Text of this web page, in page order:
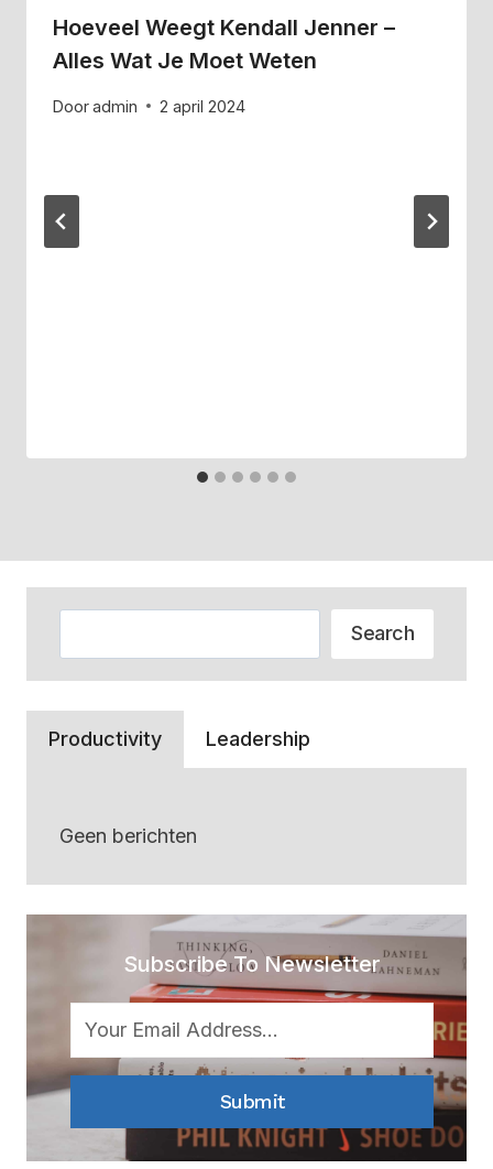
Hoeveel Weegt Kendall Jenner –
Alles Wat Je Moet Weten
Dooradmin 2 april 2024
Search
Productivity Leadership
Geen berichten
Subscribe To Newsletter
Submit